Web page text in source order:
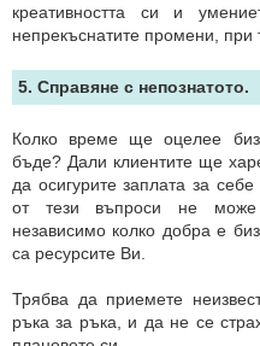
креативността си и
непрекъснатите промени, при
5. Справяне с непознатото.
Колко време ще оцелее
бъде? Дали клиентите ще
да осигурите заплата за
от тези въпроси не може
независимо колко добра е
са ресурсите Ви.
Трябва да приемете
ръка за ръка, и да не се